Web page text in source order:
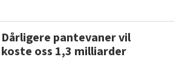
Dårligere pantevaner vil
koste oss 1,3 milliarder